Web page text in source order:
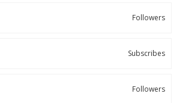
Followers
Subscribes
Followers